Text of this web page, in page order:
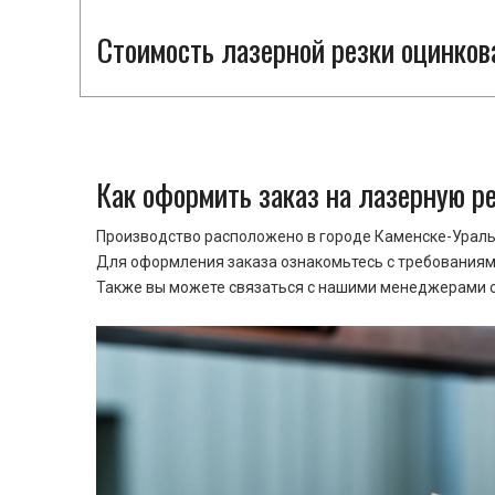
Стоимость лазерной резки
Как оформить заказ на лазерную
Производство расположено в городе Каменске-
Для оформления заказа ознакомьтесь с
Также вы можете связаться с нашими менеджерами